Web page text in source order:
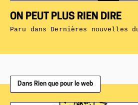
ON PEUT PLUS RIEN DIRE
Paru dans Dernières nouvelles
Dans Rien que pour le web